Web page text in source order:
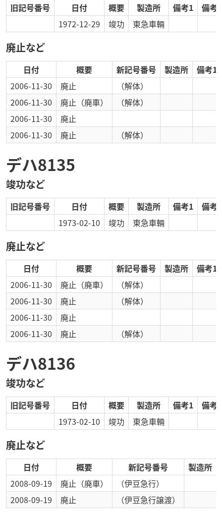
旧記号番号 日付 概要 製造所 備考1
備考2
1972-12-29
竣功 東急車輛
廃止など
日付 概要 新記号番号 製造所
備考1
2006-11-30
廃止
（解体）
2006-11-30
廃止 （廃車）
（解体）
2006-11-30
廃止
2006-11-30
廃止 （解体）
デハ8135
竣功など
旧記号番号 日付 概要 製造所 備考1
備考2
1973-02-10
竣功 東急車輛
廃止など
日付 概要 新記号番号 製造所
備考1
2006-11-30
廃止 （廃車）
（解体）
2006-11-30
廃止
（解体）
2006-11-30
廃止
2006-11-30
廃止 （解体）
デハ8136
竣功など
旧記号番号 日付 概要 製造所 備考1
備考2
1973-02-10
竣功 東急車輛
廃止など
日付 概要 新記号番号 製造所
2008-09-19
廃止 （廃車）
（伊豆急行）
2008-09-19
廃止 （伊豆急行譲渡）